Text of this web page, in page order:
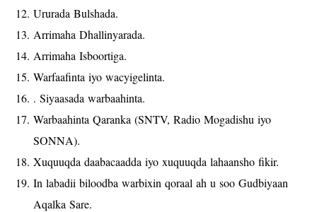
Ururada Bulshada.
Arrimaha Dhallinyarada.
Arrimaha Isboortiga.
Warfaafinta iyo wacyigelinta.
. Siyaasada warbaahinta.
Warbaahinta Qaranka (SNTV, Radio Mogadishu iyo
SONNA).
Xuquuqda daabacaadda iyo xuquuqda lahaansho fikir.
In labadii biloodba warbixin qoraal ah u soo Gudbiyaan
Aqalka Sare.